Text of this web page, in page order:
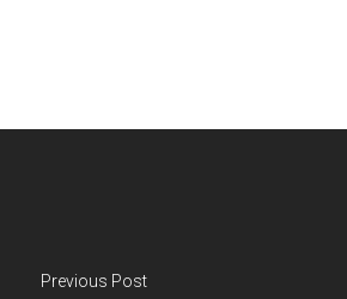
Previous Post